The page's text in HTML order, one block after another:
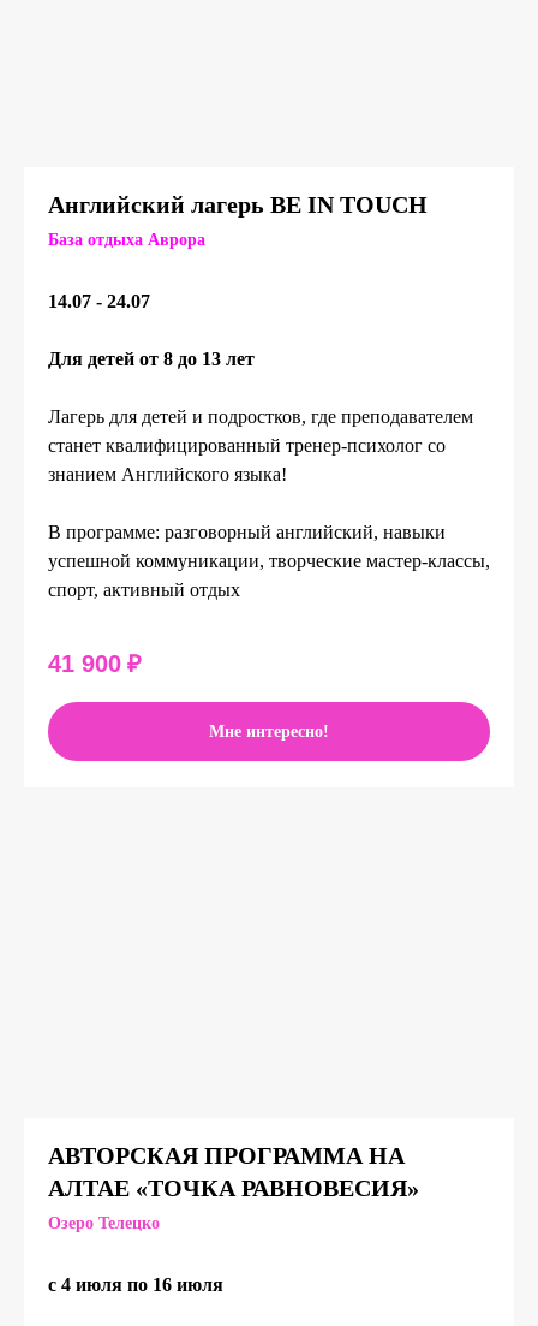
Английский лагерь BE IN TOUCH
База отдыха Аврора
14.07 - 24.07
Для детей от 8 до 13 лет
Лагерь для детей и подростков, где преподавателем
станет квалифицированный тренер-психолог со
знанием Английского языка!
В программе: разговорный английский, навыки
успешной коммуникации, творческие мастер-классы,
спорт, активный отдых
41 900 ₽
Мне интересно!
АВТОРСКАЯ ПРОГРАММА НА
АЛТАЕ «ТОЧКА РАВНОВЕСИЯ»
Озеро Телецко
с 4 июля по 16 июля